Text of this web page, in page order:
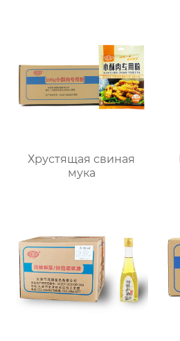
Хрустящая свиная
мука